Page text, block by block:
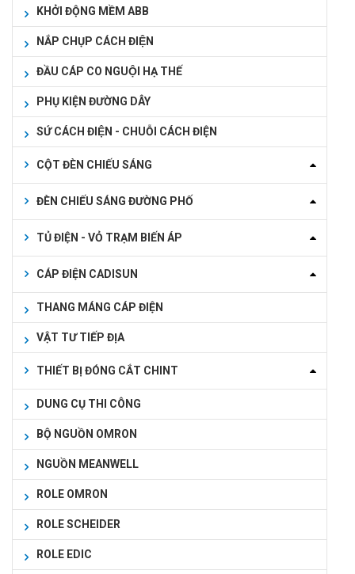
KHỞI ĐỘNG MỀM ABB
NẮP CHỤP CÁCH ĐIỆN
ĐẦU CÁP CO NGUỘI HẠ THẾ
PHỤ KIỆN ĐƯỜNG DÂY
SỨ CÁCH ĐIỆN - CHUỖI CÁCH ĐIỆN
CỘT ĐÈN CHIẾU SÁNG
ĐÈN CHIẾU SÁNG ĐƯỜNG PHỐ
TỦ ĐIỆN - VỎ TRẠM BIẾN ÁP
CÁP ĐIỆN CADISUN
THANG MÁNG CÁP ĐIỆN
VẬT TƯ TIẾP ĐỊA
THIẾT BỊ ĐÓNG CẮT CHINT
DUNG CỤ THI CÔNG
BỘ NGUỒN OMRON
NGUỒN MEANWELL
ROLE OMRON
ROLE SCHEIDER
ROLE EDIC